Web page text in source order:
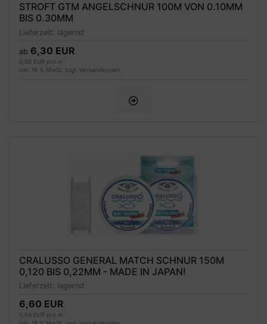
STROFT GTM ANGELSCHNUR 100M VON 0.10MM
BIS 0.30MM
Lieferzeit: lagernd
ab 6,30 EUR
0,06 EUR pro m
inkl. 19 % MwSt. zzgl. Versandkosten
CRALUSSO GENERAL MATCH SCHNUR 150M
0,120 BIS 0,22MM - MADE IN JAPAN!
Lieferzeit: lagernd
6,60 EUR
0,04 EUR pro m